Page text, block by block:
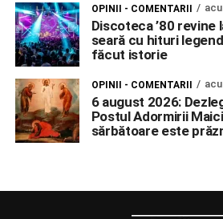
OPINII - COMENTARII
Discoteca ’80 revine
seară cu hituri
făcut istorie
OPINII - COMENTARII
6 august 2026:
Postul Adormirii
sărbătoare este